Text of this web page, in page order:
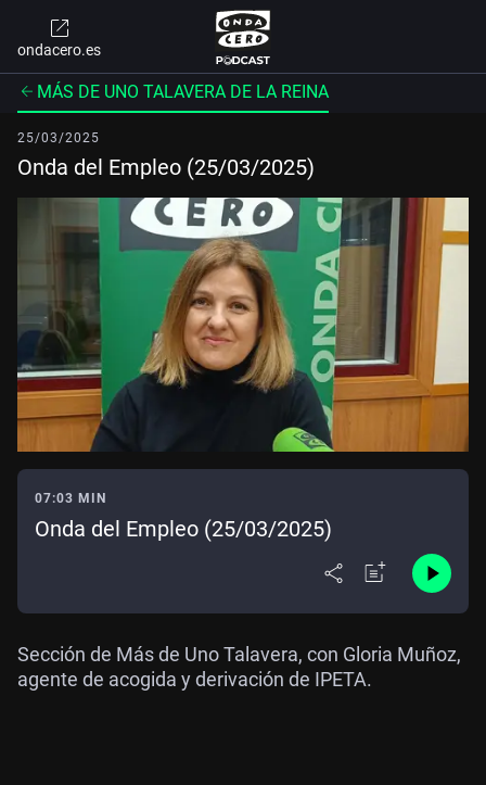
ondacero.es
MÁS DE UNO TALAVERA DE LA REINA
25/03/2025
Onda del Empleo (25/03/2025)
07:03 MIN
Onda del Empleo (25/03/2025)
Sección de Más de Uno Talavera, con Gloria Muñoz,
agente de acogida y derivación de IPETA.